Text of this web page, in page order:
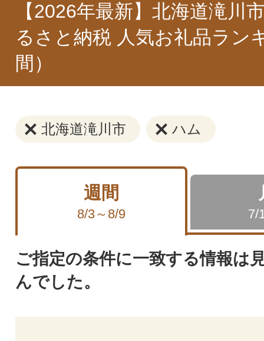
【2026年最新】北海道滝川
るさと納税 人気お礼品ラン
間）
北海道滝川市 ハム
週間
8/3～8/9 7/
ご指定の条件に一致する情報は
んでした。